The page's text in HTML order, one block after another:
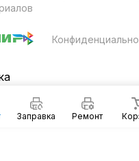
Заправка Ремонт